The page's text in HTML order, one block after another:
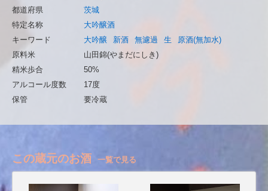
都道府県
茨城
特定名称
大吟醸酒
キーワード
大吟醸 新酒 無濾過 生
原酒(無加水)
原料米
山田錦(やまだにしき)
精米歩合
50%
アルコール度数
17度
保管
要冷蔵
この蔵元のお酒 一覧で見る